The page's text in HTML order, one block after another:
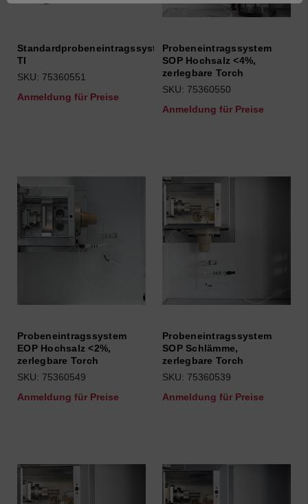
Standardprobeneintragssystem
TI
SKU: 75360551
Anmeldung für Preise
Probeneintragssystem
SOP Hochsalz <4%,
zerlegbare Torch
SKU: 75360550
Anmeldung für Preise
Probeneintragssystem
EOP Hochsalz <2%,
zerlegbare Torch
SKU: 75360549
Anmeldung für Preise
Probeneintragssystem
SOP Schlämme,
zerlegbare Torch
SKU: 75360539
Anmeldung für Preise